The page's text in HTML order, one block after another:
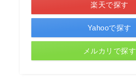
楽天で探す
Yahooで探す
メルカリで探す